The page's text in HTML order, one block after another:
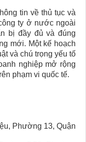
tin về thủ tục và
ty ở nước ngoài
bị đầy đủ và đúng
mới. Một kế hoạch
và chú trọng yếu tố
nghiệp mở rộng
phạm vi quốc tế.
Phường 13, Quận